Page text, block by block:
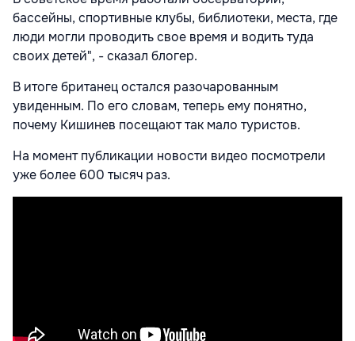
бассейны, спортивные клубы, библиотеки, места, где
люди могли проводить свое время и водить туда
своих детей", - сказал блогер.
В итоге британец остался разочарованным
увиденным. По его словам, теперь ему понятно,
почему Кишинев посещают так мало туристов.
На момент публикации новости видео посмотрели
уже более 600 тысяч раз.